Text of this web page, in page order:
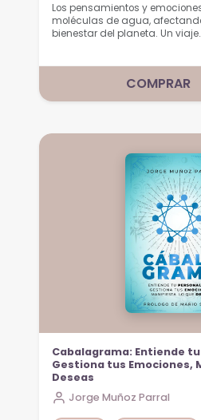
Los pensamientos y
moléculas de agua,
bienestar del planeta. Un
COMPRAR
Cabalagrama: Entiende
Gestiona tus Emociones,
Deseas
Jorge Muñoz Parral